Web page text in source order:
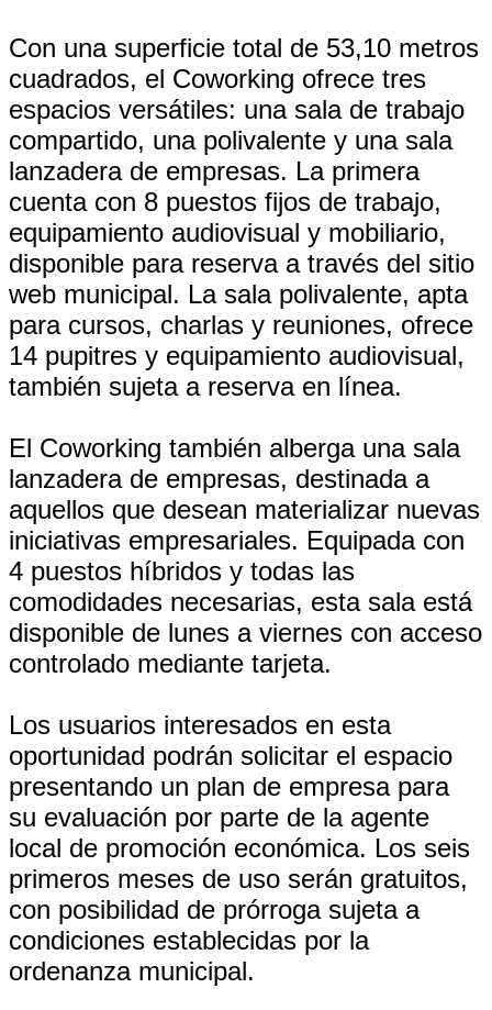
Con una superficie total de 53,10 metros
cuadrados, el Coworking ofrece tres
espacios versátiles: una sala de trabajo
compartido, una polivalente y una sala
lanzadera de empresas. La primera
cuenta con 8 puestos fijos de trabajo,
equipamiento audiovisual y mobiliario,
disponible para reserva a través del sitio
web municipal. La sala polivalente, apta
para cursos, charlas y reuniones, ofrece
14 pupitres y equipamiento audiovisual,
también sujeta a reserva en línea.
El Coworking también alberga una sala
lanzadera de empresas, destinada a
aquellos que desean materializar nuevas
iniciativas empresariales. Equipada con
4 puestos híbridos y todas las
comodidades necesarias, esta sala está
disponible de lunes a viernes con acceso
controlado mediante tarjeta.
Los usuarios interesados en esta
oportunidad podrán solicitar el espacio
presentando un plan de empresa para
su evaluación por parte de la agente
local de promoción económica. Los seis
primeros meses de uso serán gratuitos,
con posibilidad de prórroga sujeta a
condiciones establecidas por la
ordenanza municipal.